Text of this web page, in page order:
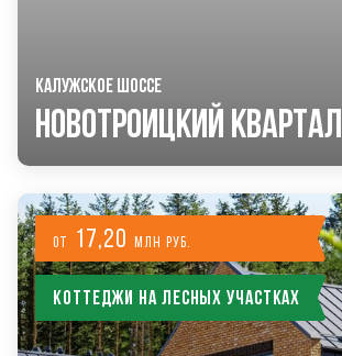
КАЛУЖСКОЕ ШОССЕ
Новотроицкий Квартал
от 17,20 млн руб.
Коттеджи на лесных участках